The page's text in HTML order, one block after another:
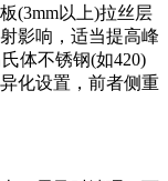
(3mm以上)拉丝层
影响，适当提高峰
体不锈钢(如420)
化设置，前者侧重